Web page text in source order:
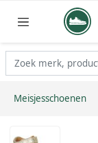
Meisjesschoenen